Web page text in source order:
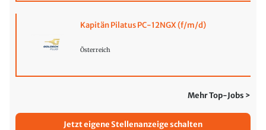
Kapitän Pilatus PC-12NGX (f/m/d)
Österreich
Mehr Top-Jobs >
Jetzt eigene Stellenanzeige schalten